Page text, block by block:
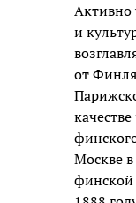
Активно
и
от
Москве
финской